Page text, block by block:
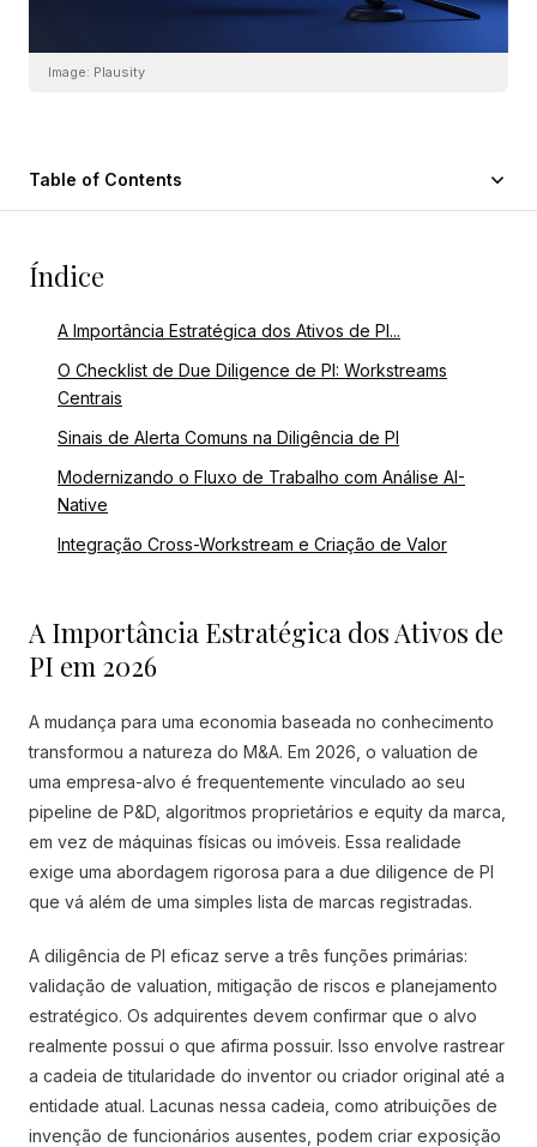
Image: Plausity
Table of Contents
Índice
A Importância Estratégica dos Ativos de PI...
O Checklist de Due Diligence de PI: Workstreams
Centrais
Sinais de Alerta Comuns na Diligência de PI
Modernizando o Fluxo de Trabalho com Análise AI-
Native
Integração Cross-Workstream e Criação de Valor
A Importância Estratégica dos Ativos de
PI em 2026
A mudança para uma economia baseada no conhecimento
transformou a natureza do M&A. Em 2026, o valuation de
uma empresa-alvo é frequentemente vinculado ao seu
pipeline de P&D, algoritmos proprietários e equity da marca,
em vez de máquinas físicas ou imóveis. Essa realidade
exige uma abordagem rigorosa para a due diligence de PI
que vá além de uma simples lista de marcas registradas.
A diligência de PI eficaz serve a três funções primárias:
validação de valuation, mitigação de riscos e planejamento
estratégico. Os adquirentes devem confirmar que o alvo
realmente possui o que afirma possuir. Isso envolve rastrear
a cadeia de titularidade do inventor ou criador original até a
entidade atual. Lacunas nessa cadeia, como atribuições de
invenção de funcionários ausentes, podem criar exposição